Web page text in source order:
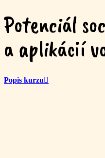
Potenciál
a aplikácií
Popis kurzu